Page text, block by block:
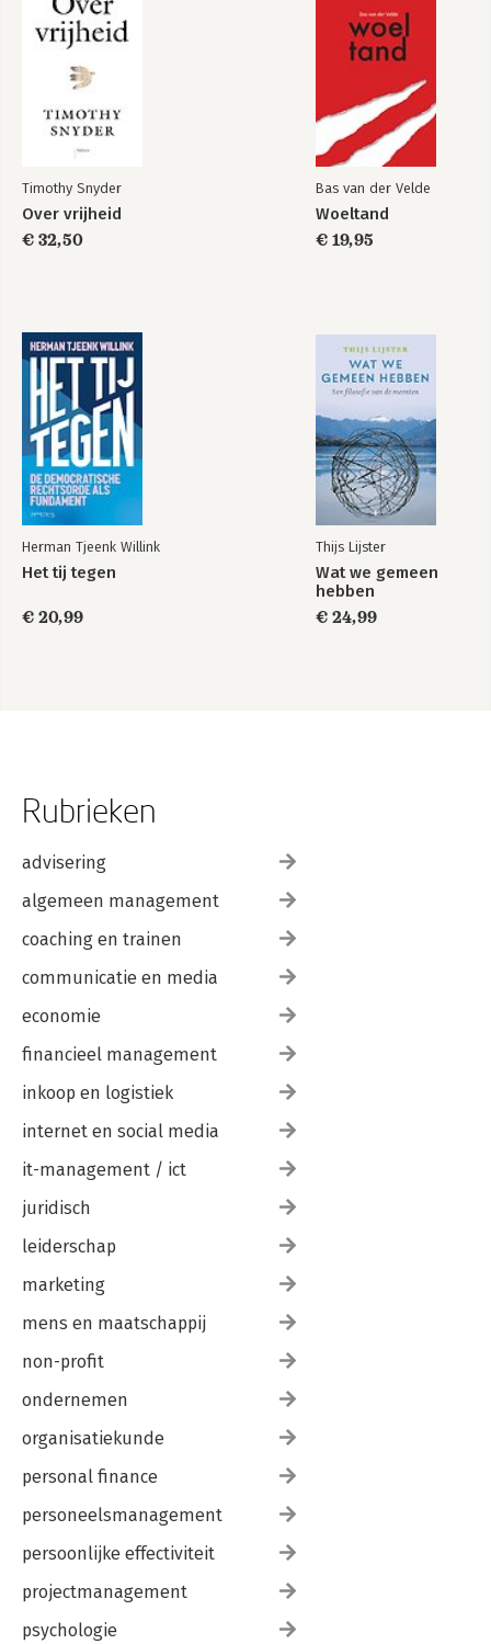
24. Een nieuw perspectief
Tot slot
Noten
Lijst van figuren
Lijst van casussen per hoofdstuk
Personenregister
Zakenregister
Dankwoord
Timothy Snyder
Over vrijheid
€ 32,50
Bas van der Velde
Woeltand
€ 19,95
Herman Tjeenk Willink
Het tij tegen
€ 20,99
Thijs Lijster
Wat we gemeen
hebben
€ 24,99
Rubrieken
advisering
algemeen management
coaching en trainen
communicatie en media
economie
financieel management
inkoop en logistiek
internet en social media
it-management / ict
juridisch
leiderschap
marketing
mens en maatschappij
non-profit
ondernemen
organisatiekunde
personal finance
personeelsmanagement
persoonlijke effectiviteit
projectmanagement
psychologie